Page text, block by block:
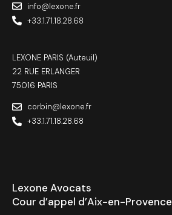
info@lexone.fr
+33.1.71.18.28.68
LEXONE PARIS (Auteuil)
22 RUE ERLANGER
75016 PARIS
corbin@lexone.fr
+33.1.71.18.28.68
Lexone Avocats
Cour d’appel d’Aix-en-Provence